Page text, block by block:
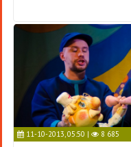
11-10-2013, 05:50 | 8 685